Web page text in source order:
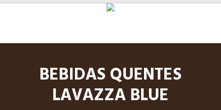
BEBIDAS QUENTES
LAVAZZA BLUE